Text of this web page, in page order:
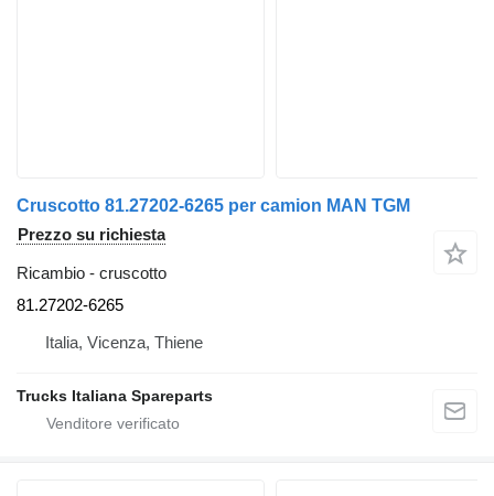
Cruscotto 81.27202-6265 per camion MAN TGM
Prezzo su richiesta
Ricambio - cruscotto
81.27202-6265
Italia, Vicenza, Thiene
Trucks Italiana Spareparts